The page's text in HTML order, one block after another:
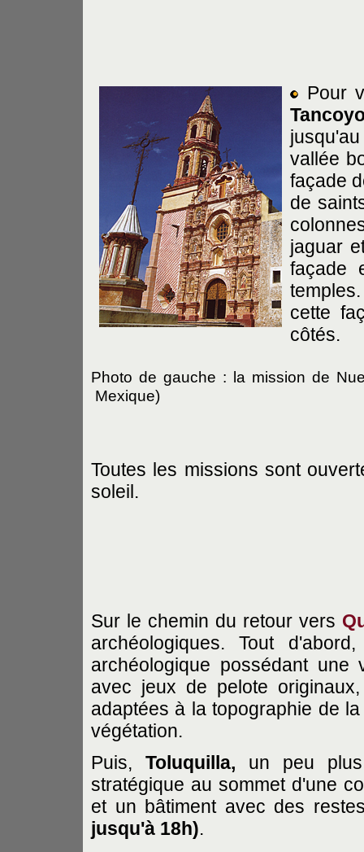
Pour
vallée
façade
de
jaguar
façade
cette
côtés.
Photo de gauche : la mission de
Mexique)
Toutes les missions sont
soleil.
Sur le chemin du retour vers
archéologiques. Tout
archéologique possédant
avec jeux de pelote
adaptées à la topographie de
végétation.
Puis, Toluquilla, un peu
stratégique au sommet d'une
et un bâtiment avec des
jusqu'à 18h).